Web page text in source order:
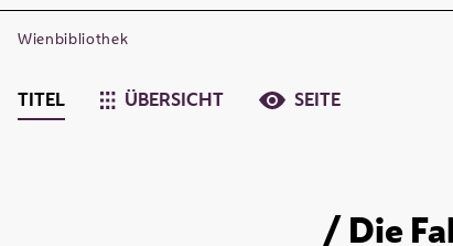
Wienbibliothek
TITEL ÜBERSICHT SEITE
/ Die